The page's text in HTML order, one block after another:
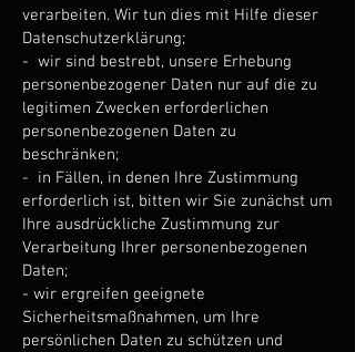
verarbeiten. Wir tun dies mit Hilfe dieser
Datenschutzerklärung;
- wir sind bestrebt, unsere Erhebung
personenbezogener Daten nur auf die zu
legitimen Zwecken erforderlichen
personenbezogenen Daten zu
beschränken;
- in Fällen, in denen Ihre Zustimmung
erforderlich ist, bitten wir Sie zunächst um
Ihre ausdrückliche Zustimmung zur
Verarbeitung Ihrer personenbezogenen
Daten;
- wir ergreifen geeignete
Sicherheitsmaßnahmen, um Ihre
persönlichen Daten zu schützen und